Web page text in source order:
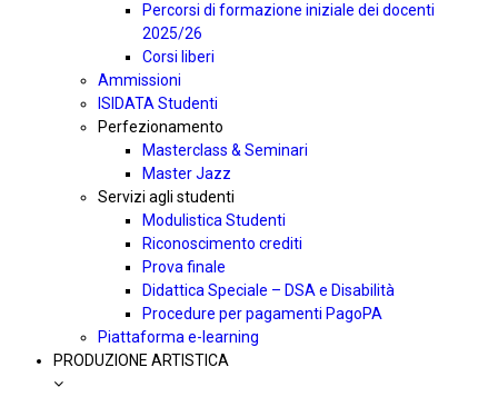
Percorsi di formazione iniziale dei docenti
2025/26
Corsi liberi
Ammissioni
ISIDATA Studenti
Perfezionamento
Masterclass & Seminari
Master Jazz
Servizi agli studenti
Modulistica Studenti
Riconoscimento crediti
Prova finale
Didattica Speciale – DSA e Disabilità
Procedure per pagamenti PagoPA
Piattaforma e-learning
PRODUZIONE ARTISTICA